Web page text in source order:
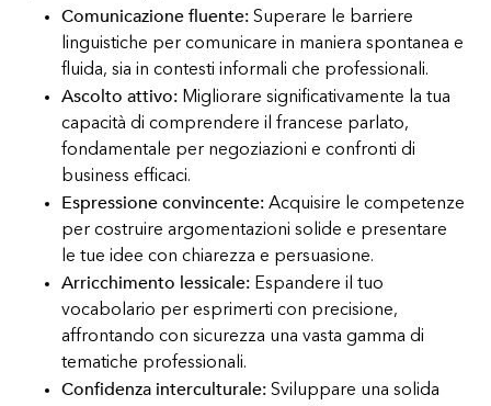
Comunicazione fluente: Superare le barriere
linguistiche per comunicare in maniera spontanea e
fluida, sia in contesti informali che professionali.
Ascolto attivo: Migliorare significativamente la tua
capacità di comprendere il francese parlato,
fondamentale per negoziazioni e confronti di
business efficaci.
Espressione convincente: Acquisire le competenze
per costruire argomentazioni solide e presentare
le tue idee con chiarezza e persuasione.
Arricchimento lessicale: Espandere il tuo
vocabolario per esprimerti con precisione,
affrontando con sicurezza una vasta gamma di
tematiche professionali.
Confidenza interculturale: Sviluppare una solida